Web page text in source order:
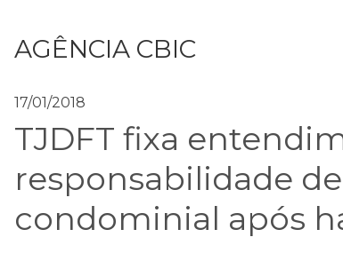
AGÊNCIA CBIC
17/01/2018
TJDFT fixa
responsabilidade
condominial após